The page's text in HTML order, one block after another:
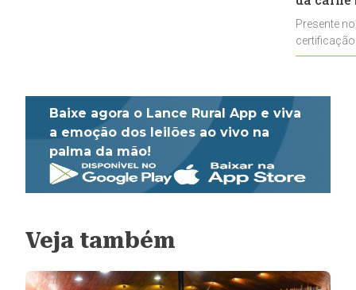
Presente
Baixe agora o Lance Rural App e viva
a emoção dos leilões ao vivo na
palma da mão!
Veja também